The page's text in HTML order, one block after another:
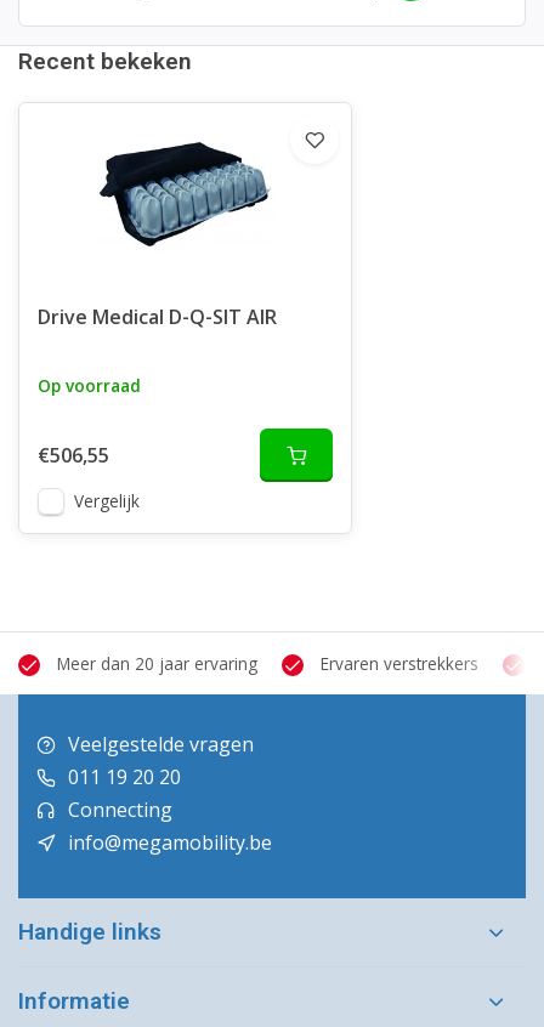
Recent bekeken
Drive Medical D-Q-SIT AIR
Op voorraad
€506,55
Vergelijk
Meer dan 20 jaar ervaring Ervaren verstrekkers
Veelgestelde vragen
011 19 20 20
Connecting
info@megamobility.be
Handige links
Informatie